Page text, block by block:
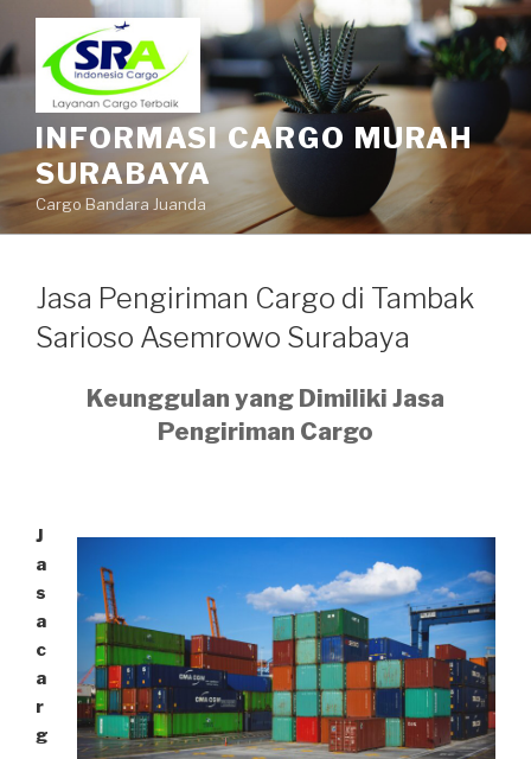
INFORMASI CARGO MURAH
SURABAYA
Cargo Bandara Juanda
Jasa Pengiriman Cargo di Tambak
Sarioso Asemrowo Surabaya
Keunggulan yang Dimiliki Jasa
Pengiriman Cargo
J
a
s
a
c
a
r
g